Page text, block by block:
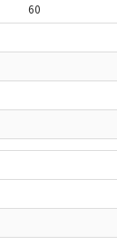
60